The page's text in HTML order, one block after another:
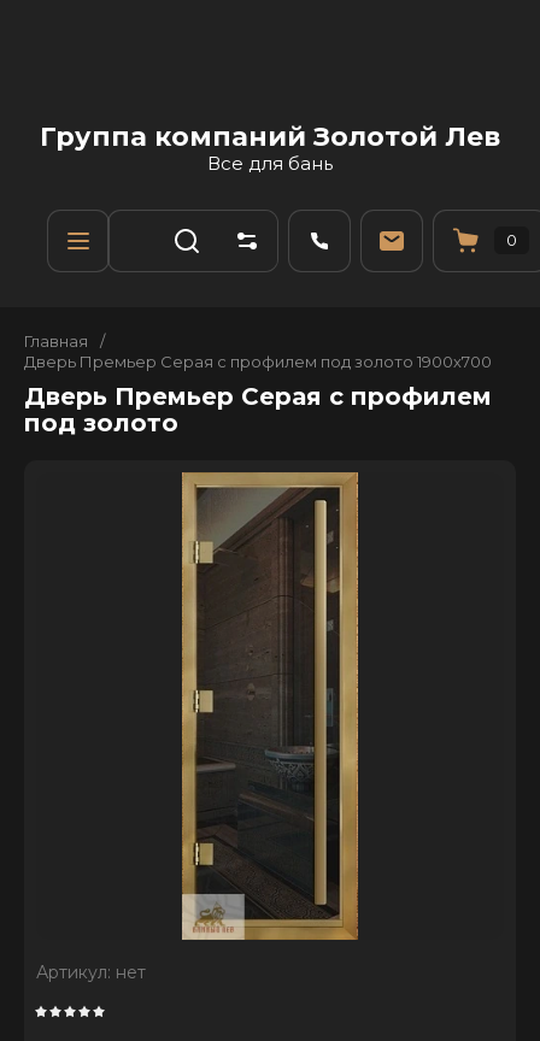
Группа компаний Золотой Лев
Все для бань
0
Главная
/
Дверь Премьер Серая с профилем под золото 1900х700
Дверь Премьер Серая с профилем
под золото
Артикул: нет